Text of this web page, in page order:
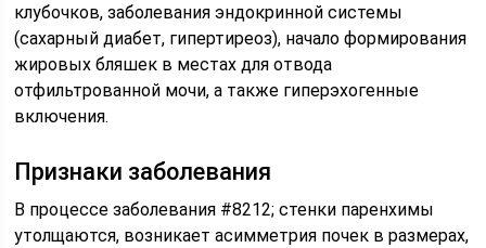
клубочков, заболевания эндокринной системы
(сахарный диабет, гипертиреоз), начало формирования
жировых бляшек в местах для отвода
отфильтрованной мочи, а также гиперэхогенные
включения.
Признаки заболевания
В процессе заболевания #8212; стенки паренхимы
утолщаются, возникает асимметрия почек в размерах,